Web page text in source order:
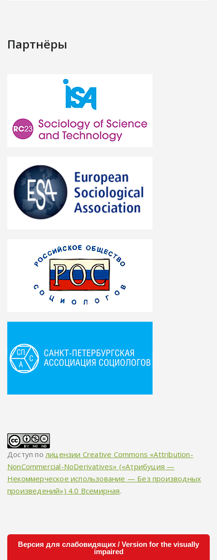
Партнёры
Доступ полицензии Creative Commons «Attribution-
NonCommercial-NoDerivatives» («Атрибуция —
Некоммерческое использование — Без производных
произведений») 4.0 Всемирная.
Версия для слабовидящих / Version for the visually
impaired